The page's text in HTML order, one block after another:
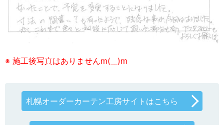
※ 施工後写真はありませんm(__)m
札幌オーダーカーテン工房サイトはこちら